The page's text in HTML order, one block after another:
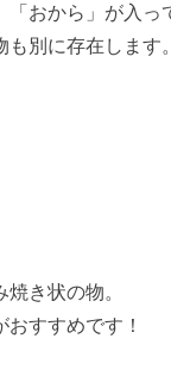
おから」が入
別に存在します。
き状の物。
すすめです！